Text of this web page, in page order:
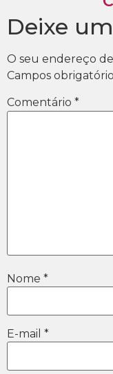
Deixe
O seu endereço
Campos
Comentário *
Nome *
E-mail *